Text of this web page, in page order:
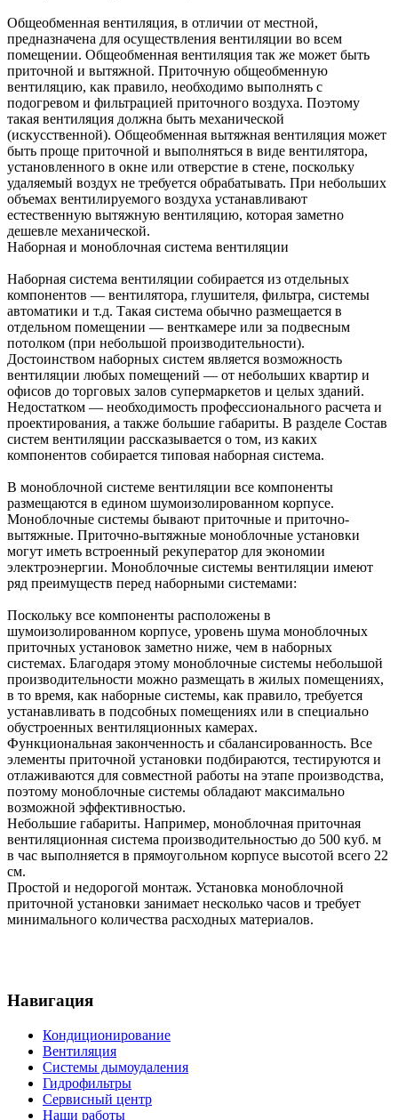
Общеобменная вентиляция, в отличии от местной,
предназначена для осуществления вентиляции во всем
помещении. Общеобменная вентиляция так же может быть
приточной и вытяжной. Приточную общеобменную
вентиляцию, как правило, необходимо выполнять с
подогревом и фильтрацией приточного воздуха. Поэтому
такая вентиляция должна быть механической
(искусственной). Общеобменная вытяжная вентиляция может
быть проще приточной и выполняться в виде вентилятора,
установленного в окне или отверстие в стене, поскольку
удаляемый воздух не требуется обрабатывать. При небольших
объемах вентилируемого воздуха устанавливают
естественную вытяжную вентиляцию, которая заметно
дешевле механической.
Наборная и моноблочная система вентиляции
Наборная система вентиляции собирается из отдельных
компонентов — вентилятора, глушителя, фильтра, системы
автоматики и т.д. Такая система обычно размещается в
отдельном помещении — венткамере или за подвесным
потолком (при небольшой производительности).
Достоинством наборных систем является возможность
вентиляции любых помещений — от небольших квартир и
офисов до торговых залов супермаркетов и целых зданий.
Недостатком — необходимость профессионального расчета и
проектирования, а также большие габариты. В разделе Состав
систем вентиляции рассказывается о том, из каких
компонентов собирается типовая наборная система.
В моноблочной системе вентиляции все компоненты
размещаются в едином шумоизолированном корпусе.
Моноблочные системы бывают приточные и приточно-
вытяжные. Приточно-вытяжные моноблочные установки
могут иметь встроенный рекуператор для экономии
электроэнергии. Моноблочные системы вентиляции имеют
ряд преимуществ перед наборными системами:
Поскольку все компоненты расположены в
шумоизолированном корпусе, уровень шума моноблочных
приточных установок заметно ниже, чем в наборных
системах. Благодаря этому моноблочные системы небольшой
производительности можно размещать в жилых помещениях,
в то время, как наборные системы, как правило, требуется
устанавливать в подсобных помещениях или в специально
обустроенных вентиляционных камерах.
Функциональная законченность и сбалансированность. Все
элементы приточной установки подбираются, тестируются и
отлаживаются для совместной работы на этапе производства,
поэтому моноблочные системы обладают максимально
возможной эффективностью.
Небольшие габариты. Например, моноблочная приточная
вентиляционная система производительностью до 500 куб. м
в час выполняется в прямоугольном корпусе высотой всего 22
см.
Простой и недорогой монтаж. Установка моноблочной
приточной установки занимает несколько часов и требует
минимального количества расходных материалов.
Навигация
Кондиционирование
Вентиляция
Системы дымоудаления
Гидрофильтры
Сервисный центр
Наши работы